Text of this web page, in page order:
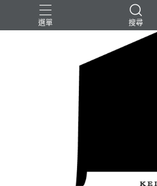
選單 搜尋